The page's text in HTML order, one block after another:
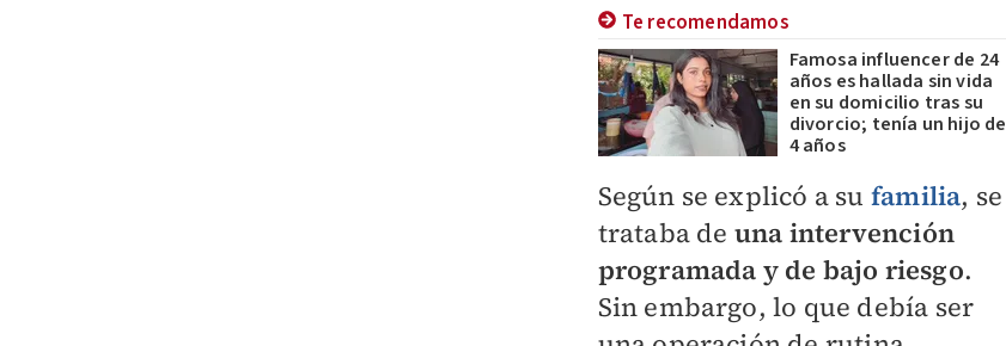
Te recomendamos
Famosa influencer de 24
años es hallada sin vida
en su domicilio tras su
divorcio; tenía un hijo de
4 años
Según se explicó a su familia, se
trataba de una intervención
programada y de bajo riesgo.
Sin embargo, lo que debía ser